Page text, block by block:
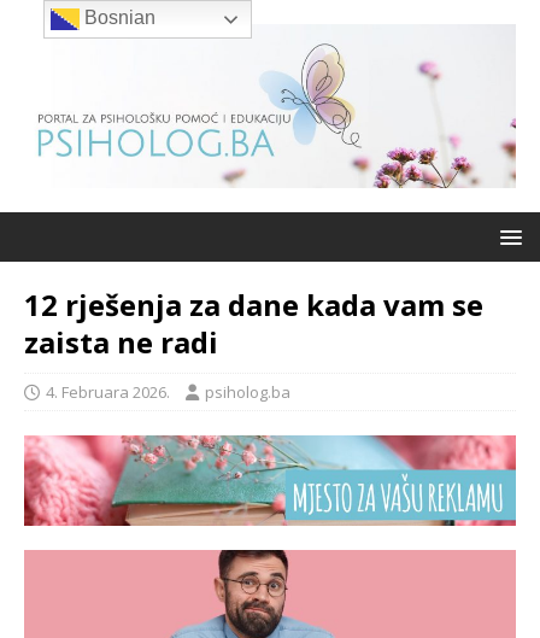
12 rješenja za dane kada vam se
zaista ne radi
4. Februara 2026. psiholog.ba
Bosnian